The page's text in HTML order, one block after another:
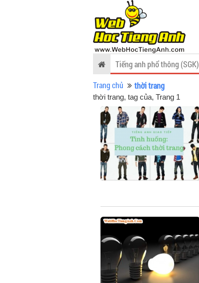
Tiếng anh phổ thông (SGK)
Trang chủ
thời trang
thời trang, tag của, Trang 1